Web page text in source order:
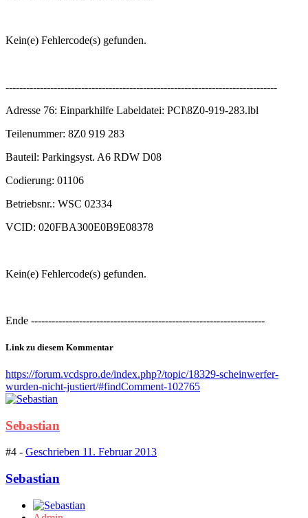
Kein(e) Fehlercode(s) gefunden.
-------------------------------------------------------------------------------
Adresse 76: Einparkhilfe Labeldatei: PCI\8Z0-919-283.lbl
Teilenummer: 8Z0 919 283
Bauteil: Parkingsyst. A6 RDW D08
Codierung: 01106
Betriebsnr.: WSC 02334
VCID: 020FBA300E0B9E08378
Kein(e) Fehlercode(s) gefunden.
Ende --------------------------------------------------------------------
Link zu diesem Kommentar
https://forum.vcdspro.de/index.php?/topic/18329-scheinwerfer-
wurden-nicht-justiert/#findComment-102765
Sebastian
#4 - Geschrieben 11. Februar 2013
Sebastian